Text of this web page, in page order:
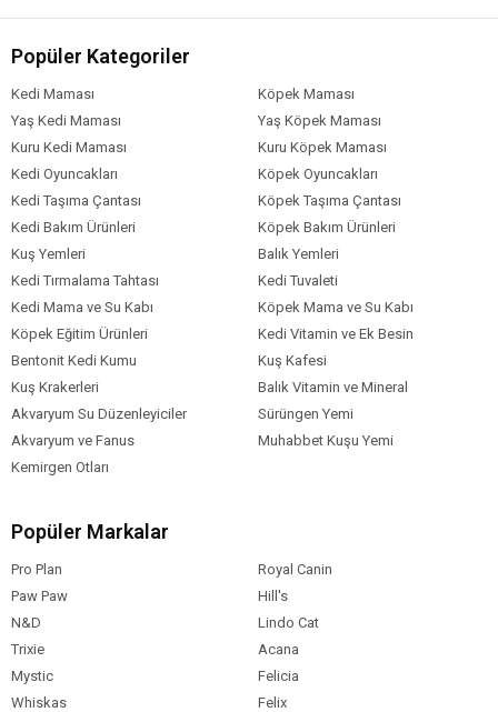
Popüler Kategoriler
Kedi Maması
Köpek Maması
Yaş Kedi Maması
Yaş Köpek Maması
Kuru Kedi Maması
Kuru Köpek Maması
Kedi Oyuncakları
Köpek Oyuncakları
Kedi Taşıma Çantası
Köpek Taşıma Çantası
Kedi Bakım Ürünleri
Köpek Bakım Ürünleri
Kuş Yemleri
Balık Yemleri
Kedi Tırmalama Tahtası
Kedi Tuvaleti
Kedi Mama ve Su Kabı
Köpek Mama ve Su Kabı
Köpek Eğitim Ürünleri
Kedi Vitamin ve Ek Besin
Bentonit Kedi Kumu
Kuş Kafesi
Kuş Krakerleri
Balık Vitamin ve Mineral
Akvaryum Su Düzenleyiciler
Sürüngen Yemi
Akvaryum ve Fanus
Muhabbet Kuşu Yemi
Kemirgen Otları
Popüler Markalar
Pro Plan
Royal Canin
Paw Paw
Hill's
N&D
Lindo Cat
Trixie
Acana
Mystic
Felicia
Whiskas
Felix